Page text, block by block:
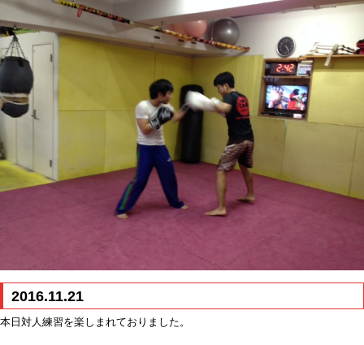
2016.11.21
本日対人練習を楽しまれておりました。